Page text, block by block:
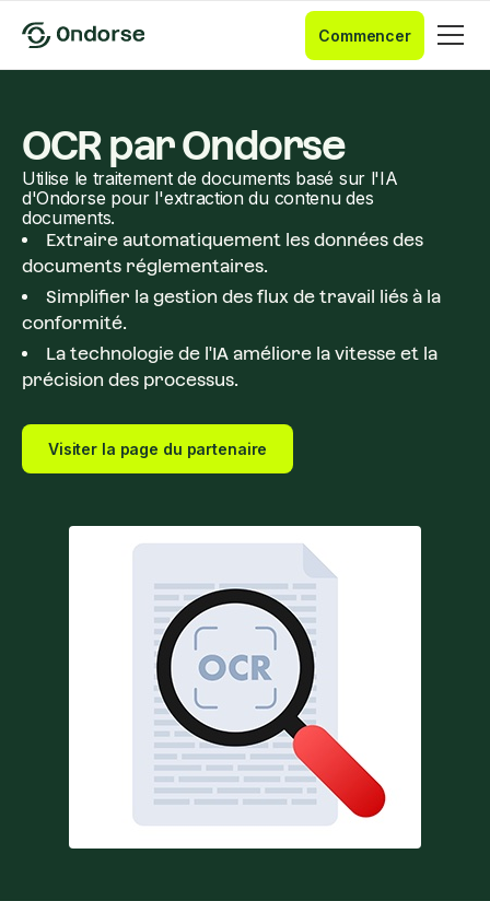
Commencer
OCR par Ondorse
Utilise le traitement de documents basé sur l'IA
d'Ondorse pour l'extraction du contenu des
documents.
Extraire automatiquement les données des
documents réglementaires.
Simplifier la gestion des flux de travail liés à la
conformité.
La technologie de l'IA améliore la vitesse et la
précision des processus.
Visiter la page du partenaire